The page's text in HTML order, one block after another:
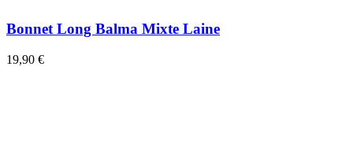
Bonnet Long Balma Mixte Laine
19,90 €